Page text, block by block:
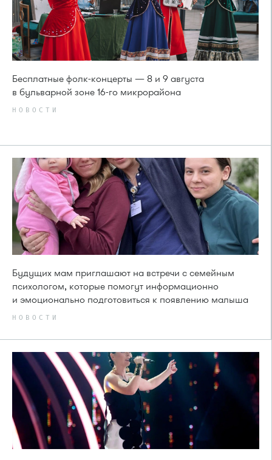
Бесплатные фолк-концерты — 8 и 9 августа
в бульварной зоне 16-го микрорайона
НОВОСТИ
Будущих мам приглашают на встречи с семейным
психологом, которые помогут информационно
и эмоционально подготовиться к появлению малыша
НОВОСТИ